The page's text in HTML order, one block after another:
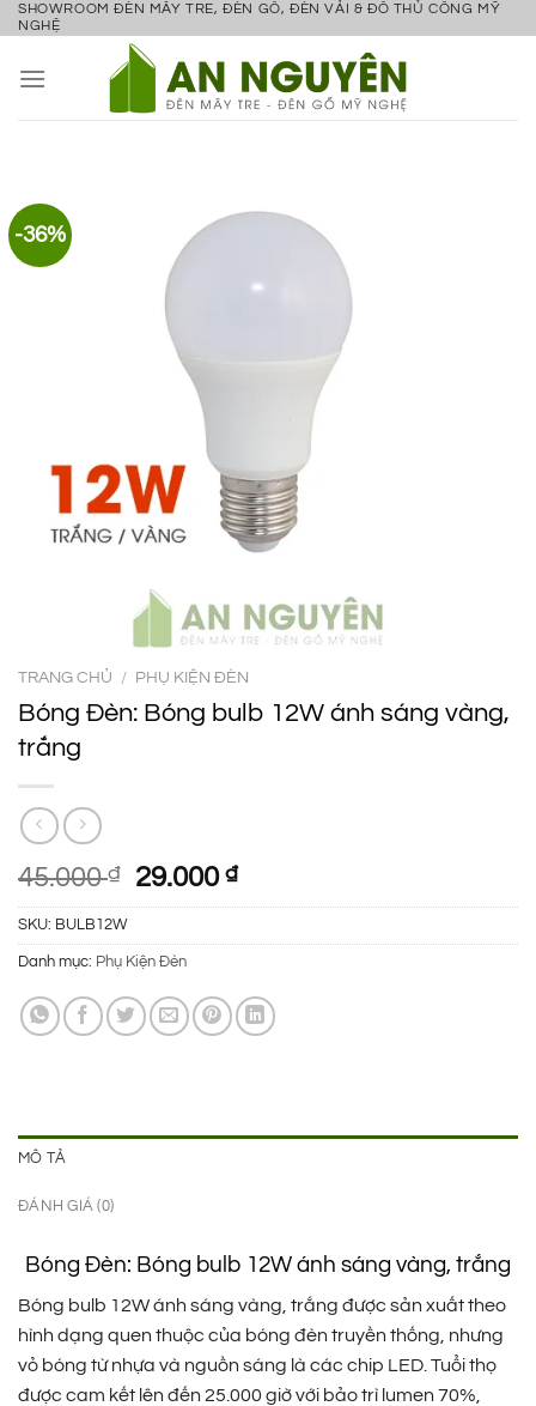
Bỏ
nội
SHOWROOM ĐÈN MÂY TRE, ĐÈN GỖ, ĐÈN VẢI & ĐỒ THỦ CÔNG MỸ
NGHỆ
-36%
TRANG CHỦ / PHỤ KIỆN ĐÈN
Bóng Đèn: Bóng bulb 12W ánh sáng vàng,
trắng
45.000₫
Giá
gốc
45.000 ₫.
29.000₫Giá
hiện
29.000 ₫.
SKU: BULB12W
Danh mục: Phụ Kiện Đèn
MÔ TẢ
ĐÁNH GIÁ (0)
Bóng Đèn: Bóng bulb 12W ánh sáng vàng, trắng
Bóng bulb 12W ánh sáng vàng, trắng được sản xuất theo
hình dạng quen thuộc của bóng đèn truyền thống, nhưng
vỏ bóng từ nhựa và nguồn sáng là các chip LED. Tuổi thọ
được cam kết lên đến 25.000 giờ với bảo trì lumen 70%,